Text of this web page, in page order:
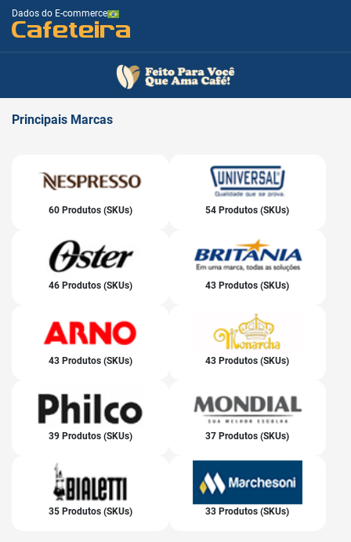
Dados do E-commerce
Cafeteira
Principais Marcas
60 Produtos (SKUs) 54 Produtos (SKUs)
46 Produtos (SKUs) 43 Produtos (SKUs)
43 Produtos (SKUs) 43 Produtos (SKUs)
39 Produtos (SKUs) 37 Produtos (SKUs)
35 Produtos (SKUs) 33 Produtos (SKUs)